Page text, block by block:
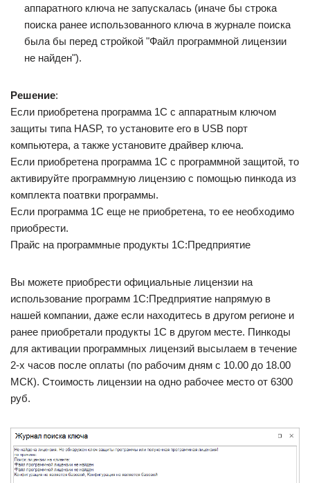
аппаратного ключа не запускалась (иначе бы строка
поиска ранее использованного ключа в журнале поиска
была бы перед стройкой "Файл программной лицензии
не найден").
Решение:
Если приобретена программа 1С с аппаратным ключом
защиты типа HASP, то установите его в USB порт
компьютера, а также установите драйвер ключа.
Если приобретена программа 1С с программной защитой, то
активируйте программную лицензию с помощью пинкода из
комплекта поатвки программы.
Если программа 1С еще не приобретена, то ее необходимо
приобрести.
Прайс на программные продукты 1С:Предприятие
Вы можете приобрести официальные лицензии на
использование программ 1С:Предприятие напрямую в
нашей компании, даже если находитесь в другом регионе и
ранее приобретали продукты 1С в другом месте. Пинкоды
для активации программных лицензий высылаем в течение
2-х часов после оплаты (по рабочим дням с 10.00 до 18.00
МСК). Стоимость лицензии на одно рабочее место от 6300
руб.